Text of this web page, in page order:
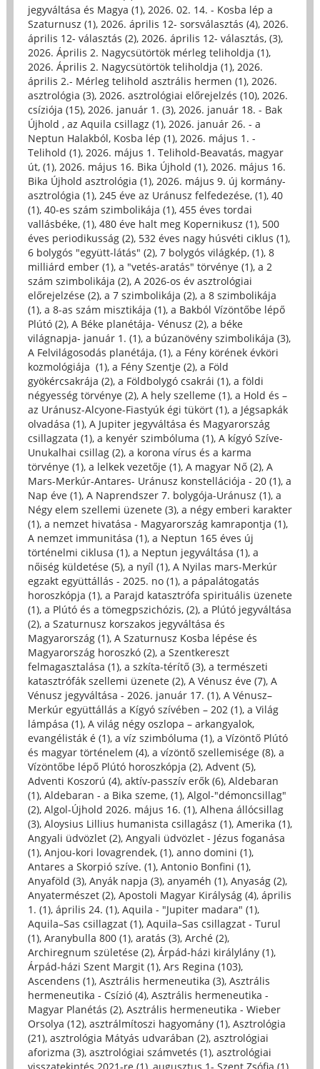
jegyváltása és Magya (1), 2026. 02. 14. - Kosba lép a
Szaturnusz (1), 2026. április 12- sorsválasztás (4), 2026.
április 12- választás (2), 2026. április 12- választás, (3),
2026. Április 2. Nagycsütörtök mérleg teliholdja (1),
2026. Április 2. Nagycsütörtök teliholdja (1), 2026.
április 2.- Mérleg telihold asztrális hermen (1), 2026.
asztrológia (3), 2026. asztrológiai előrejelzés (10), 2026.
csíziója (15), 2026. január 1. (3), 2026. január 18. - Bak
Újhold , az Aquila csillagz (1), 2026. január 26. - a
Neptun Halakból, Kosba lép (1), 2026. május 1. -
Telihold (1), 2026. május 1. Telihold-Beavatás, magyar
út, (1), 2026. május 16. Bika Újhold (1), 2026. május 16.
Bika Újhold asztrológia (1), 2026. május 9. új kormány-
asztrológia (1), 245 éve az Uránusz felfedezése, (1), 40
(1), 40-es szám szimbolikája (1), 455 éves tordai
vallásbéke, (1), 480 éve halt meg Kopernikusz (1), 500
éves periodikusság (2), 532 éves nagy húsvéti ciklus (1),
6 bolygós "együtt-látás" (2), 7 bolygós világkép, (1), 8
milliárd ember (1), a "vetés-aratás" törvénye (1), a 2
szám szimbolikája (2), A 2026-os év asztrológiai
előrejelzése (2), a 7 szimbolikája (2), a 8 szimbolikája
(1), a 8-as szám misztikája (1), a Bakból Vízöntőbe lépő
Plútó (2), A Béke planétája- Vénusz (2), a béke
világnapja- január 1. (1), a búzanövény szimbolikája (3),
A Felvilágosodás planétája, (1), a Fény körének évköri
kozmológiája (1), a Fény Szentje (2), a Föld
gyökércsakrája (2), a Földbolygó csakrái (1), a földi
négyesség törvénye (2), A hely szelleme (1), a Hold és –
az Uránusz-Alcyone-Fiastyúk égi tükört (1), a Jégsapkák
olvadása (1), A Jupiter jegyváltása és Magyarország
csillagzata (1), a kenyér szimbóluma (1), A kígyó Szíve-
Unukalhai csillag (2), a korona vírus és a karma
törvénye (1), a lelkek vezetője (1), A magyar Nő (2), A
Mars-Merkúr-Antares- Uránusz konstellációja - 20 (1), a
Nap éve (1), A Naprendszer 7. bolygója-Uránusz (1), a
Négy elem szellemi üzenete (3), a négy emberi karakter
(1), a nemzet hivatása - Magyarország kamrapontja (1),
A nemzet immunitása (1), a Neptun 165 éves új
történelmi ciklusa (1), a Neptun jegyváltása (1), a
nőiség küldetése (5), a nyíl (1), A Nyilas mars-Merkúr
egzakt együttállás - 2025. no (1), a pápalátogatás
horoszkópja (1), a Parajd katasztrófa spirituális üzenete
(1), a Plútó és a tömegpszichózis, (2), a Plútó jegyváltása
(2), a Szaturnusz korszakos jegyváltása és
Magyarország (1), A Szaturnusz Kosba lépése és
Magyarország horoszkó (2), a Szentkereszt
felmagasztalása (1), a szkíta-térítő (3), a természeti
katasztrófák szellemi üzenete (2), A Vénusz éve (7), A
Vénusz jegyváltása - 2026. január 17. (1), A Vénusz–
Merkúr együttállás a Kígyó szívében – 202 (1), a Világ
lámpása (1), A világ négy oszlopa – arkangyalok,
evangélisták é (1), a víz szimbóluma (1), a Vízöntő Plútó
és magyar történelem (4), a vízöntő szellemisége (8), a
Vízöntőbe lépő Plútó horoszkópja (2), Advent (5),
Adventi Koszorú (4), aktív-passzív erők (6), Aldebaran
(1), Aldebaran - a Bika szeme, (1), Algol-"démoncsillag"
(2), Algol-Újhold 2026. május 16. (1), Alhena állócsillag
(3), Aloysius Lillius humanista csillagász (1), Amerika (1),
Angyali üdvözlet (2), Angyali üdvözlet - Jézus foganása
(1), Anjou-kori lovagrendek, (1), anno domini (1),
Antares a Skorpió szíve. (1), Antonio Bonfini (1),
Anyaföld (3), Anyák napja (3), anyaméh (1), Anyaság (2),
Anyatermészet (2), Apostoli Magyar Királyság (4), április
1. (1), április 24. (1), Aquila - "Jupiter madara" (1),
Aquila–Sas csillagzat (1), Aquila–Sas csillagzat - Turul
(1), Aranybulla 800 (1), aratás (3), Arché (2),
Archiregnum születése (2), Árpád-házi királylány (1),
Árpád-házi Szent Margit (1), Ars Regina (103),
Ascendens (1), Asztrális hermeneutika (3), Asztrális
hermeneutika - Csízió (4), Asztrális hermeneutika -
Magyar Planétás (2), Asztrális hermeneutika - Wieber
Orsolya (12), asztrálmítoszi hagyomány (1), Asztrológia
(21), asztrológia Mátyás udvarában (2), asztrológiai
aforizma (3), asztrológiai számvetés (1), asztrológiai